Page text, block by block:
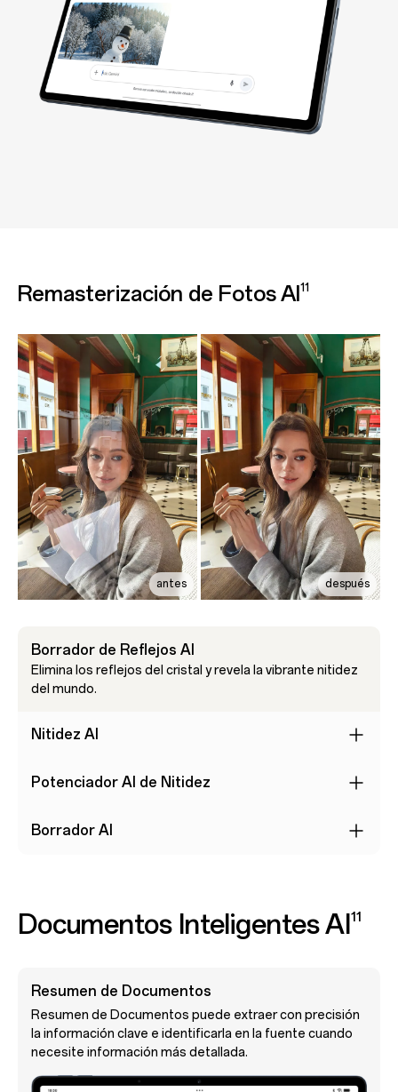
Remasterización de Fotos AI11
antes después
Borrador de Reflejos AI
Elimina los reflejos del cristal y revela la vibrante nitidez
del mundo.
Nitidez AI
ser perfecta. Restaura los detalles, colores y texturas
naturales de las fotos borrosas.
Potenciador AI de Nitidez
Transfórmalas en obras maestras de ultra alta
definición.
Borrador AI
Documentos Inteligentes AI11
Reescritura AI
El bloqueo del escritor es cosa del pasado. Pule o
amplía tus borradores y modifica el tono de formalidad
con base en el contexto.